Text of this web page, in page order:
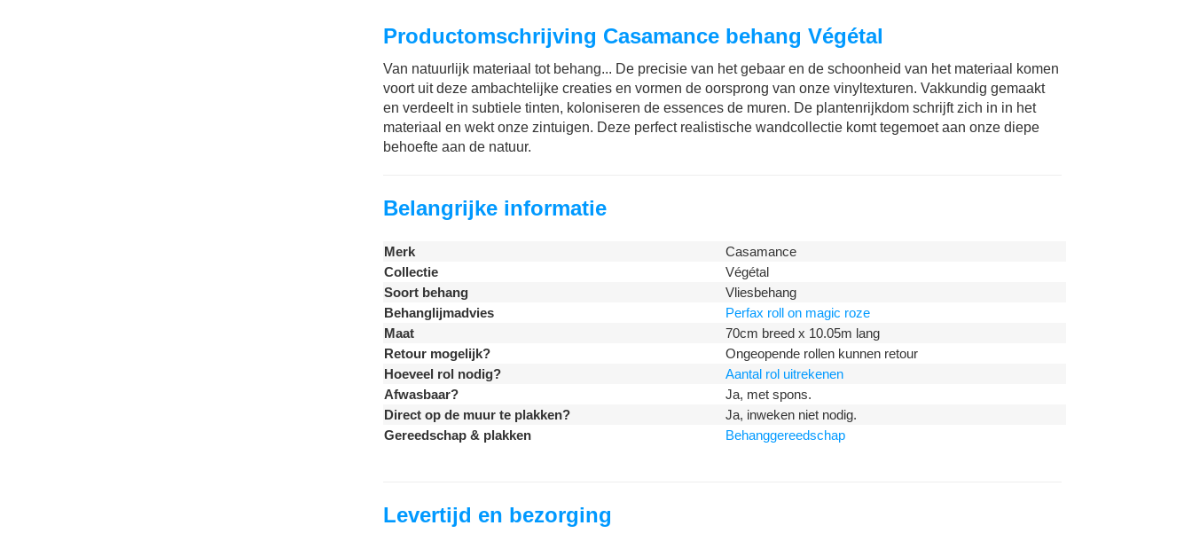
Productomschrijving Casamance behang Végétal
Van natuurlijk materiaal tot behang... De precisie van het gebaar en de schoonheid van het materiaal komen
voort uit deze ambachtelijke creaties en vormen de oorsprong van onze vinyltexturen. Vakkundig gemaakt
en verdeelt in subtiele tinten, koloniseren de essences de muren. De plantenrijkdom schrijft zich in in het
materiaal en wekt onze zintuigen. Deze perfect realistische wandcollectie komt tegemoet aan onze diepe
behoefte aan de natuur.
Belangrijke informatie
Merk
Casamance
Collectie
Végétal
Soort behang
Vliesbehang
Behanglijmadvies
Perfax roll on magic roze
Maat
70cm breed x 10.05m lang
Retour mogelijk?
Ongeopende rollen kunnen retour
Hoeveel rol nodig?
Aantal rol uitrekenen
Afwasbaar?
Ja, met spons.
Direct op de muur te plakken?
Ja, inweken niet nodig.
Gereedschap & plakken
Behanggereedschap
Levertijd en bezorging